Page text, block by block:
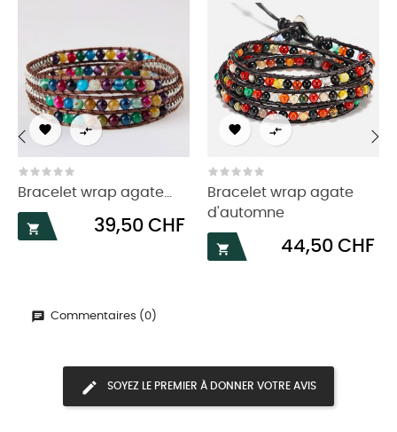
 
Bracelet wrap agate...

Prix
39,50 CHF
 
Bracelet wrap agate
d'automne

Prix
44,50 CHF
‹
Commentaires (0)
SOYEZ LE PREMIER À DONNER VOTRE AVIS